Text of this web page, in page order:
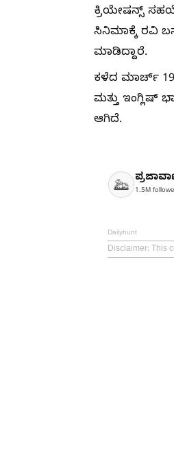
ಕ್ರಿಯೇಷನ್ಸ್
ಸಿನಿಮಾಕ್ಕೆ ರವಿ
ಮಾಡಿದ್ದಾರೆ.
ಕಳೆದ ಮಾರ್ಚ್
ಮತ್ತು ಇಂಗ್ಲಿಷ್
ಆಗಿದೆ.
1.5M
Dailyhunt
Disclaimer: This